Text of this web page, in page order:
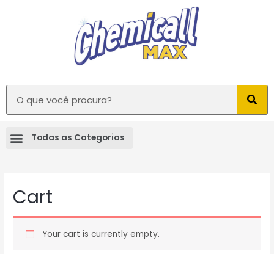
Cart
Your cart is currently empty.